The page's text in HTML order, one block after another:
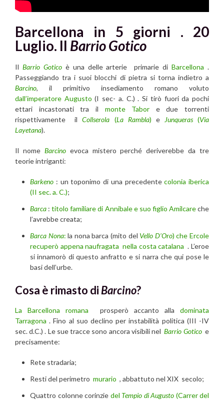
Barcellona in 5 giorni . 20
Luglio. Il Barrio Gotico
Il Barrio Goticoè una delle arterie primarie diBarcellona .
Passeggiando tra i suoi blocchi di pietra si torna indietro a
Barcino, il primitivo insediamento romano voluto
dall’imperatore Augusto (I sec- a. C.) . Si tirò fuori da pochi
ettari incastonati tra il monte Tabor e due torrenti
rispettivamente ilCollserola (La Rambla) e Junqueras(Via
Layetana).
Il nome Barcinoevoca mistero perché deriverebbe da tre
teorie intriganti:
Barkeno : un toponimo di una precedentecolonia iberica
(II sec. a. C.);
Barca :titolo familiare di Annibale e suo figlio Amilcareche
l’avrebbe creata;
Barca Nona: la nona barca (mito del Vello D’Oro) che Ercole
recuperò appena naufragata nella costa catalana . L’eroe
si innamorò di questo anfratto e si narra che qui pose le
basi dell’urbe.
Cosa è rimasto di Barcino?
La Barcellona romana prosperò accanto alladominata
Tarragona . Fino al suo declino per instabilità politica (III -IV
sec. d.C.) . Le sue tracce sono ancora visibili nelBarrio Goticoe
precisamente:
Rete stradaria;
Resti del perimetro murario , abbattuto nel XIX secolo;
Quattro colonne corinzie del Tempio di Augusto (Carrer del